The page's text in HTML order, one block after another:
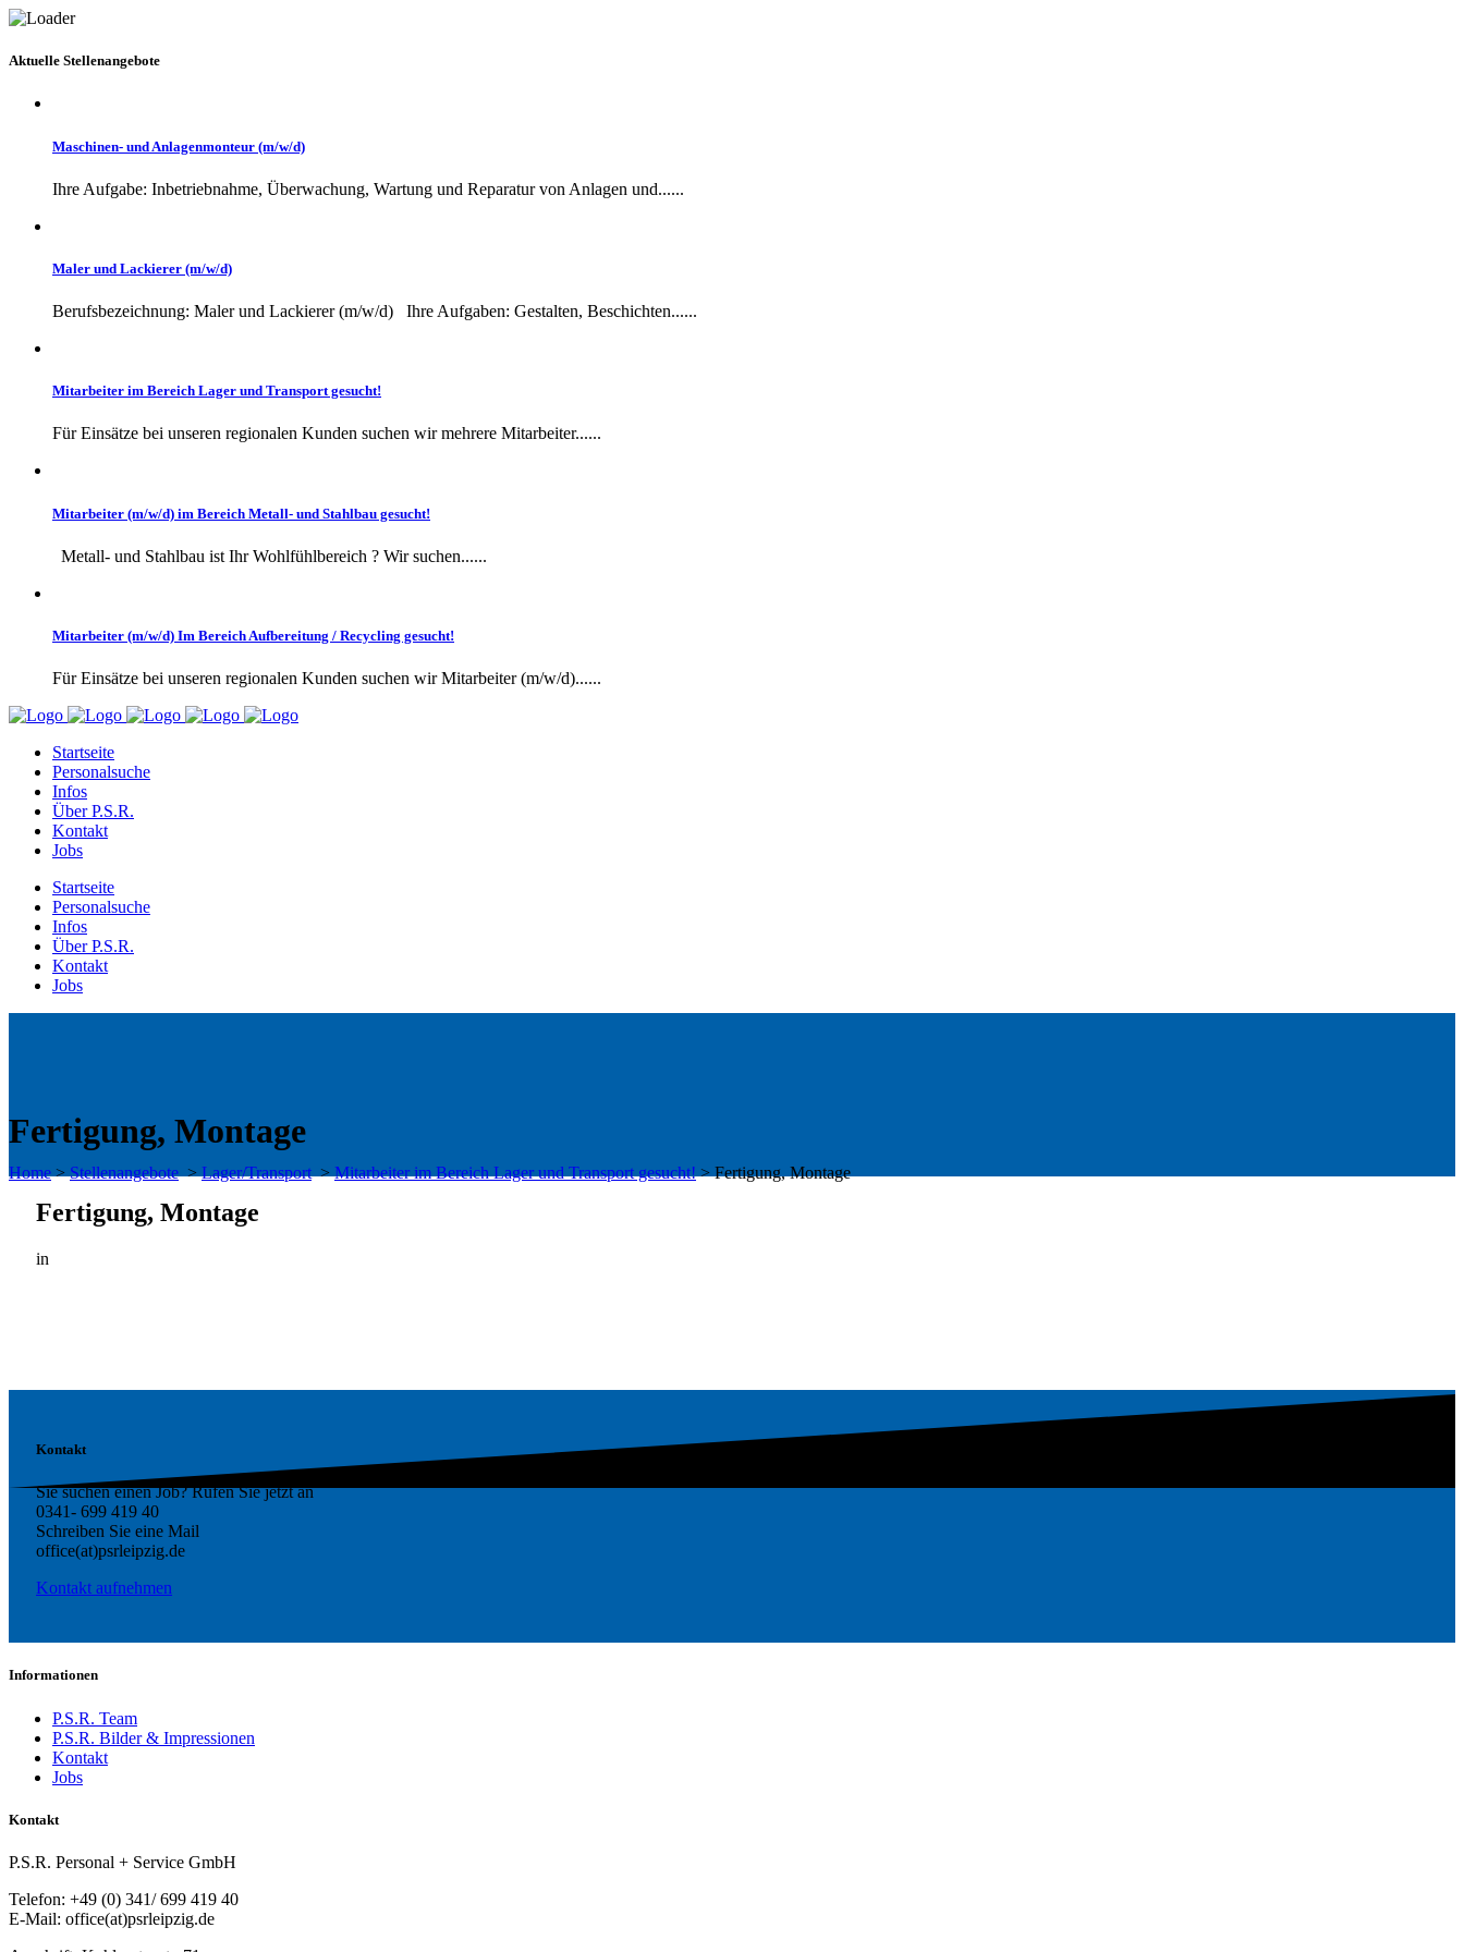
Aktuelle Stellenangebote
Maschinen- und Anlagenmonteur (m/w/d)
Ihre Aufgabe: Inbetriebnahme, Überwachung, Wartung und Reparatur von Anlagen und......
Maler und Lackierer (m/w/d)
Berufsbezeichnung: Maler und Lackierer (m/w/d) Ihre Aufgaben: Gestalten, Beschichten......
Mitarbeiter im Bereich Lager und Transport gesucht!
Für Einsätze bei unseren regionalen Kunden suchen wir mehrere Mitarbeiter......
Mitarbeiter (m/w/d) im Bereich Metall- und Stahlbau gesucht!
Metall- und Stahlbau ist Ihr Wohlfühlbereich ? Wir suchen......
Mitarbeiter (m/w/d) Im Bereich Aufbereitung / Recycling gesucht!
Für Einsätze bei unseren regionalen Kunden suchen wir Mitarbeiter (m/w/d)......
Startseite
Personalsuche
Infos
Über P.S.R.
Kontakt
Jobs
Startseite
Personalsuche
Infos
Über P.S.R.
Kontakt
Jobs
Fertigung, Montage
Home>Stellenangebote >Lager/Transport >Mitarbeiter im Bereich Lager und Transport gesucht!>Fertigung, Montage
Fertigung, Montage
in
Kontakt
Sie suchen einen Job? Rufen Sie jetzt an
0341- 699 419 40
Schreiben Sie eine Mail
office(at)psrleipzig.de
Kontakt aufnehmen
Informationen
P.S.R. Team
P.S.R. Bilder & Impressionen
Kontakt
Jobs
Kontakt
P.S.R. Personal + Service GmbH
Telefon: +49 (0) 341/ 699 419 40
E-Mail: office(at)psrleipzig.de